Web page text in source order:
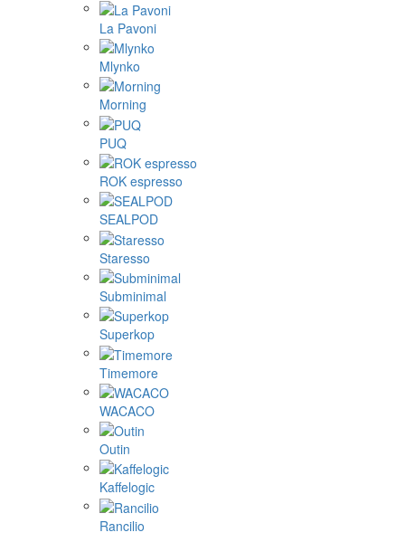
La Pavoni
Mlynko
Morning
PUQ
ROK espresso
SEALPOD
Staresso
Subminimal
Superkop
Timemore
WACACO
Outin
Kaffelogic
Rancilio